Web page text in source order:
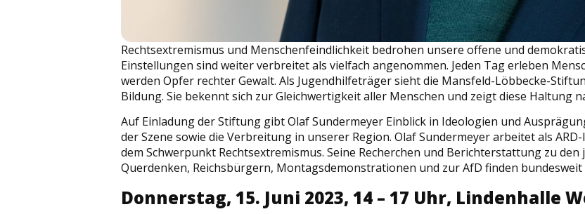
Rechtsextremismus und Menschenfeindlichkeit bedrohen unsere offene und
Einstellungen sind weiter verbreitet als vielfach angenommen. Jeden Tag erleben
werden Opfer rechter Gewalt. Als Jugendhilfeträger sieht die Mansfeld-Löbbecke-
Bildung. Sie bekennt sich zur Gleichwertigkeit aller Menschen und zeigt diese Haltung
Auf Einladung der Stiftung gibt Olaf Sundermeyer Einblick in Ideologien und
der Szene sowie die Verbreitung in unserer Region. Olaf Sundermeyer arbeitet als
dem Schwerpunkt Rechtsextremismus. Seine Recherchen und Berichterstattung zu
Querdenken, Reichsbürgern, Montagsdemonstrationen und zur AfD finden bundesweit
Donnerstag, 15. Juni 2023, 14 – 17 Uhr, Lindenhalle